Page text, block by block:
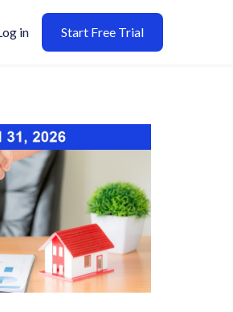
in Start Free Trial